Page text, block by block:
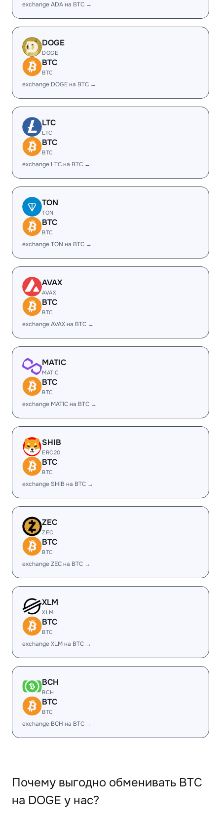
exchange ADA на BTC →
DOGE
DOGE
BTC
BTC
exchange DOGE на BTC →
LTC
LTC
BTC
BTC
exchange LTC на BTC →
TON
TON
BTC
BTC
exchange TON на BTC →
AVAX
AVAX
BTC
BTC
exchange AVAX на BTC →
MATIC
MATIC
BTC
BTC
exchange MATIC на BTC →
SHIB
ERC20
BTC
BTC
exchange SHIB на BTC →
ZEC
ZEC
BTC
BTC
exchange ZEC на BTC →
XLM
XLM
BTC
BTC
exchange XLM на BTC →
BCH
BCH
BTC
BTC
exchange BCH на BTC →
Почему выгодно обменивать BTC
на DOGE у нас?